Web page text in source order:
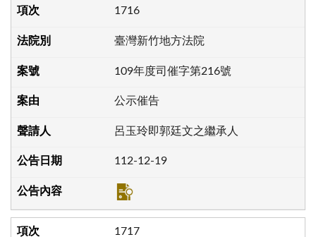
1716
臺灣新竹地方法院
109年度司催字第216號
公示催告
呂玉玲即郭廷文之繼承人
112-12-19
1717